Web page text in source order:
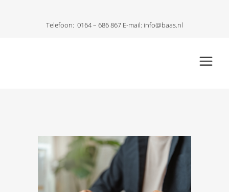
Telefoon: 0164 – 686 867 E-mail: info@baas.nl